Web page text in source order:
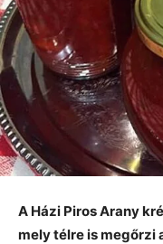
A Házi Piros Arany
mely télre is megőrzi